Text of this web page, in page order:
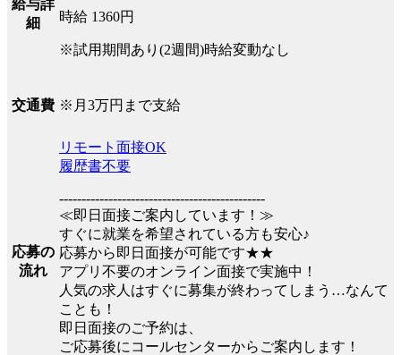
給与詳
細
時給 1360円
※試用期間あり(2週間)時給変動なし
交通費 ※月3万円まで支給
応募の
流れ
リモート面接OK
履歴書不要
----------------------------------------------
≪即日面接ご案内しています！≫
すぐに就業を希望されている方も安心♪
応募から即日面接が可能です★★
アプリ不要のオンライン面接で実施中！
人気の求人はすぐに募集が終わってしまう…なんて
ことも！
即日面接のご予約は、
ご応募後にコールセンターからご案内します！